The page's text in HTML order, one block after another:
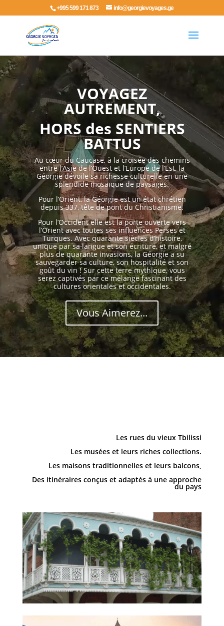
+995 599 171 873 info@georgievoyages.ge
VOYAGEZ
AUTREMENT,
HORS des SENTIERS
BATTUS
Au cœur du Caucase, à la croisée des chemins
entre l’Asie de l’Ouest et l’Europe de l’Est, la
Géorgie dévoile sa richesse culturelle en une
splendide mosaïque de paysages.
Pour l’Orient, la Géorgie est un état chrétien
depuis 337, tête de pont du Christianisme.
Pour l’Occident elle est la porte ouverte vers
l’Orient avec toutes ses influences Perses et
Turques. Avec quarante siècles d’histoire,
unique par sa langue et son écriture, et malgré
plus de quarante invasions, la Géorgie a su
sauvegarder sa culture, son hospitalité et son
goût du vin ! Sur cette terre mythique, vous
serez captivés par ce mélange fascinant des
cultures orientales et occidentales.
Vous Aimerez...
Lecteur
vidéo
Les rues du vieux Tbilissi
Les musées et leurs riches collections.
Les maisons traditionnelles et leurs balcons,
Des itinéraires conçus et adaptés à une approche
du pays